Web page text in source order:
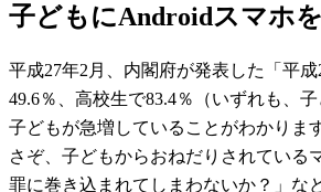
子どもにAndroidスマホ
平成27年2月、内閣府が発表した「平
49.6％、高校生で83.4％（いずれも、
子どもが急増していることがわかります
さぞ、子どもからおねだりされている
罪に巻き込まれてしまわないか？」な